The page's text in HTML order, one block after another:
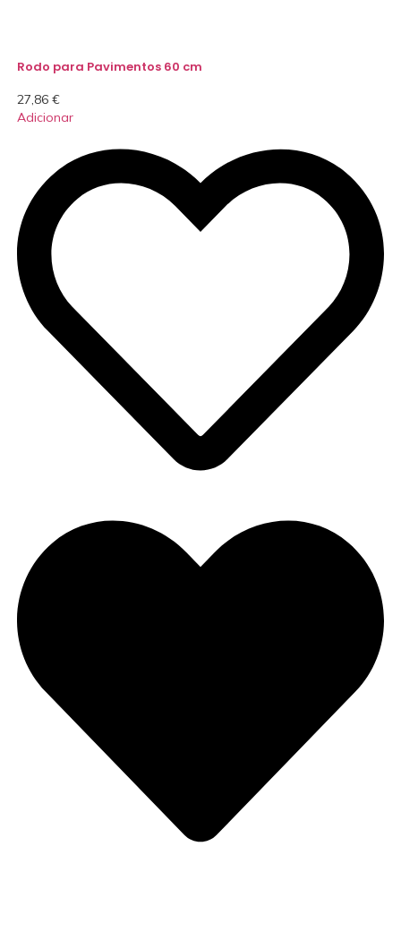
Rodo para Pavimentos 60 cm
27,86 €
Adicionar